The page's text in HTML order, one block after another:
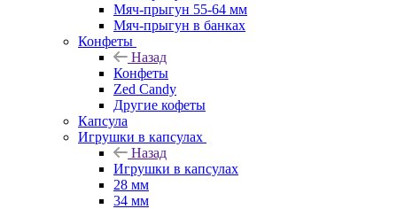
Мяч-прыгун 55-64 мм
Мяч-прыгун в банках
Конфеты
Назад
Конфеты
Zed Candy
Другие кофеты
Капсула
Игрушки в капсулах
Назад
Игрушки в капсулах
28 мм
34 мм